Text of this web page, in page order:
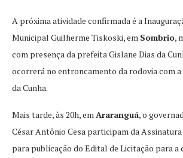
A próxima atividade confirmada é a
Municipal Guilherme Tiskoski, em Sombrio,
com presença da prefeita Gislane Dias da
ocorrerá no entroncamento da rodovia com a
da Cunha.
Mais tarde, às 20h, emAraranguá, o
César Antônio Cesa participam da
para publicação do Edital de Licitação para a